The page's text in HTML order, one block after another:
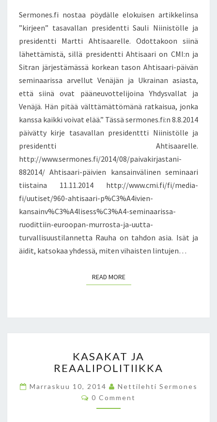
A
E
I
D
Ä
T
U
O
M
E
E
!
T
S
Sermones.fi nostaa pöydälle elokuisen artikkelinsa
”kirjeen” tasavallan presidentti Sauli Niinistölle ja
presidentti Martti Ahtisaarelle. Odottakoon siinä
lähettämistä, sillä presidentti Ahtisaari on CMI:n ja
Sitran järjestämässä korkean tason Ahtisaari-päivän
seminaarissa arvellut Venäjän ja Ukrainan asiasta,
että siinä ovat pääneuvottelijoina Yhdysvallat ja
Venäjä. Hän pitää välttämättömänä ratkaisua, jonka
kanssa kaikki voivat elää.” Tässä sermones.fi:n 8.8.2014
päivätty kirje tasavallan presidenttti Niinistölle ja
presidentti Ahtisaarelle.
http://www.sermones.fi/2014/08/paivakirjastani-
882014/ Ahtisaari-päivien kansainvälinen seminaari
tiistaina 11.11.2014 http://www.cmi.fi/fi/media-
fi/uutiset/960-ahtisaari-p%C3%A4ivien-
kansainv%C3%A4lisess%C3%A4-seminaarissa-
ruodittiin-euroopan-murrosta-ja-uutta-
turvallisuustilannetta Rauha on tahdon asia. Isät ja
äidit, katsokaa yhdessä, miten vihaisten lintujen…
READ MOREREAD MORE
A
S
K
A
T
KASAKAT JA
REAALIPOLITIIKKA
Marraskuu 10, 2014
Nettilehti Sermones
C
O
0 Comment